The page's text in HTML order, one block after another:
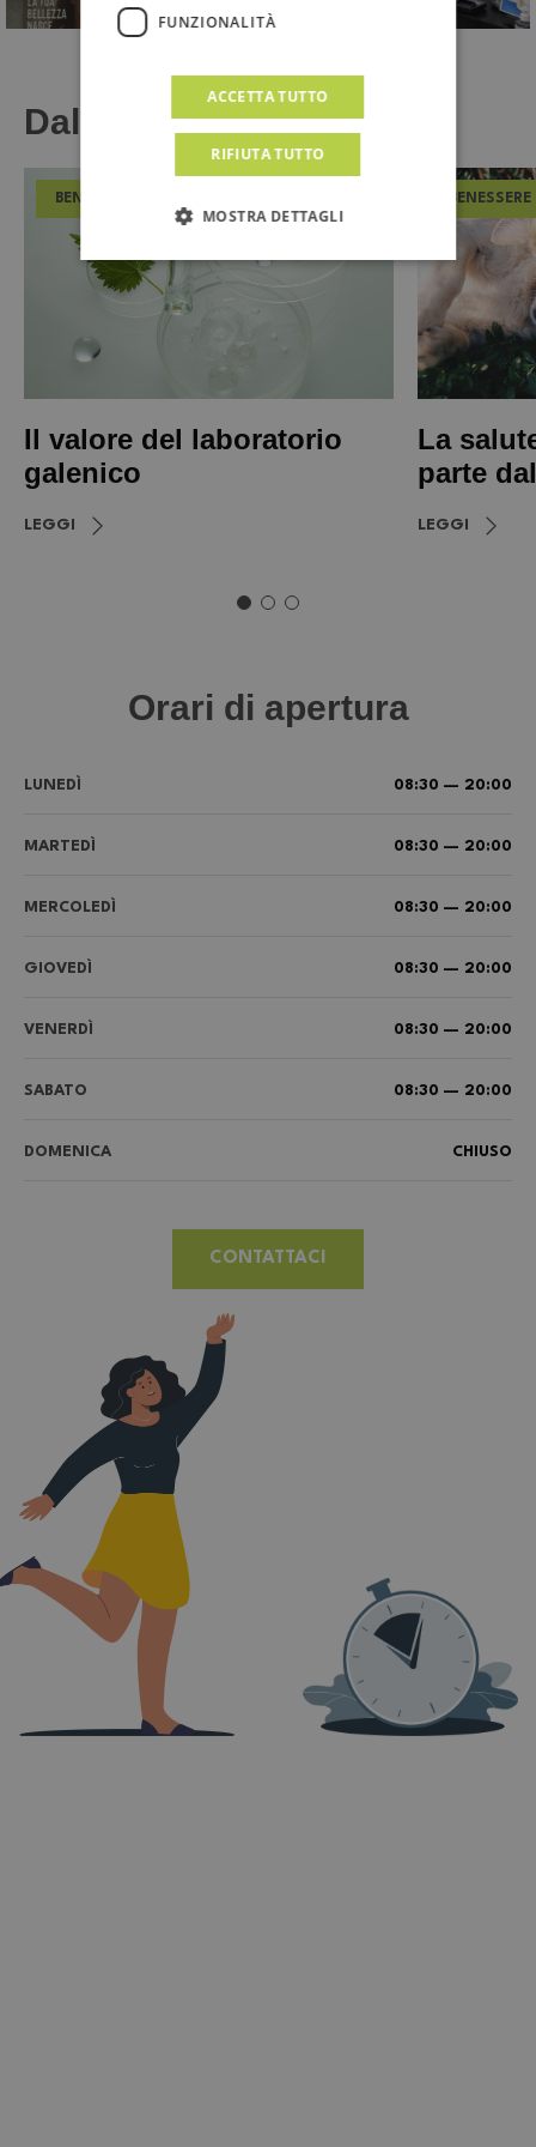
Dal Magazine
BENESSERE
Il valore del laboratorio
galenico
LEGGI
BENESSERE
La
parte
LEGGI
Orari di apertura
LUNEDÌ 08:30 — 20:00
MARTEDÌ 08:30 — 20:00
MERCOLEDÌ 08:30 — 20:00
GIOVEDÌ 08:30 — 20:00
VENERDÌ 08:30 — 20:00
SABATO 08:30 — 20:00
DOMENICA CHIUSO
CONTATTACI
FUNZIONALITÀ
ACCETTA TUTTO
RIFIUTA TUTTO
MOSTRA DETTAGLI